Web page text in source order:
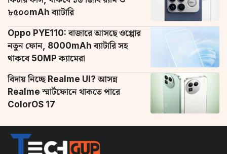
৮৫০০mAh ব্যাটারি
Oppo PYE110: বাজারে আসছে ওপ্পোর
নতুন ফোন, 8000mAh ব্যাটারি সহ
থাকবে 50MP ক্যামেরা
বিদায় নিচ্ছে Realme UI? আসন্ন
Realme স্মার্টফোনে থাকতে পারে
ColorOS 17